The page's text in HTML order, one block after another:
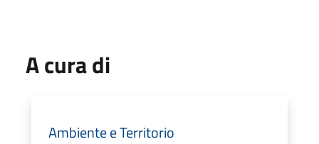
A cura di
Ambiente e Territorio